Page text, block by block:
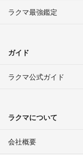
ラクマ最強鑑定
ガイド
ラクマ公式ガイド
ラクマについて
会社概要